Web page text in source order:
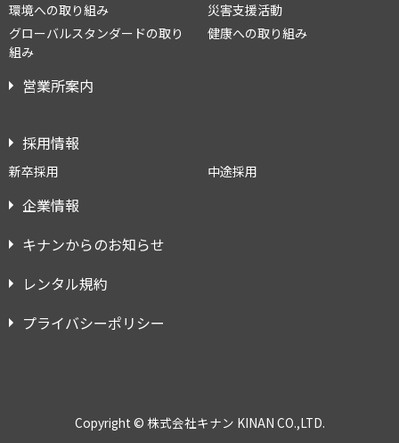
環境への取り組み
災害支援活動
グローバルスタンダードの取り
組み
健康への取り組み
営業所案内
採用情報
新卒採用 中途採用
企業情報
キナンからのお知らせ
レンタル規約
プライバシーポリシー
Copyright © 株式会社キナン KINAN CO.,LTD.